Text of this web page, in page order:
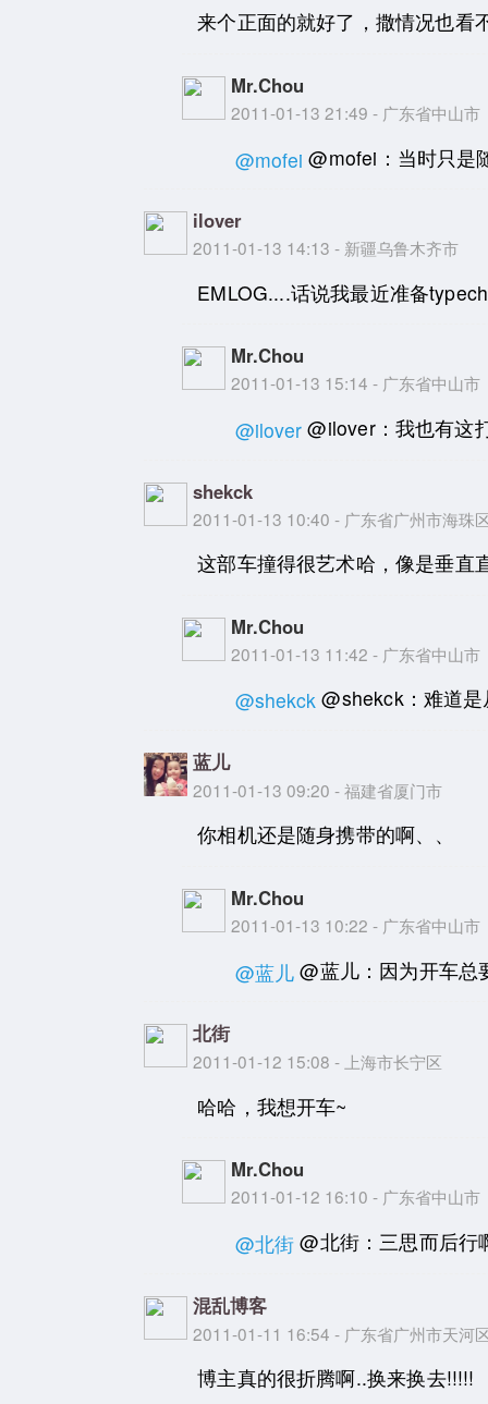
来个正面的就好了，撒情况也看
Mr.Chou
2011-01-13 21:49 - 广东省中山市
@mofei @mofei：当时只是
ilover
2011-01-13 14:13 - 新疆乌鲁木齐市
EMLOG....话说我最近准备
Mr.Chou
2011-01-13 15:14 - 广东省中山市
@ilover @ilover：我也有这
shekck
2011-01-13 10:40 - 广东省广州市海珠
这部车撞得很艺术哈，像是垂直
Mr.Chou
2011-01-13 11:42 - 广东省中山市
@shekck @shekck：难道
蓝儿
2011-01-13 09:20 - 福建省厦门市
你相机还是随身携带的啊、、
Mr.Chou
2011-01-13 10:22 - 广东省中山市
@蓝儿 @蓝儿：因为开车总
北街
2011-01-12 15:08 - 上海市长宁区
哈哈，我想开车~
Mr.Chou
2011-01-12 16:10 - 广东省中山市
@北街 @北街：三思而后行
混乱博客
2011-01-11 16:54 - 广东省广州市天河
博主真的很折腾啊..换来换去!!!!!